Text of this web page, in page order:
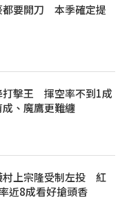
都要開刀 本季確定提
打擊王 揮空率不到1成
、魔鷹更難纏
村上宗隆受制左投 紅
近8成看好搶頭香